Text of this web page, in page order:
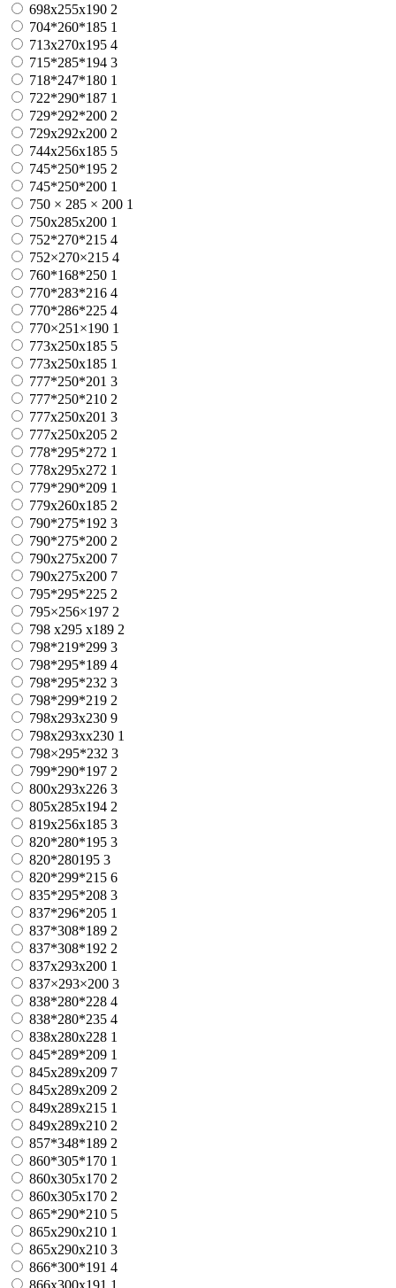
698x255x190 2
704*260*185 1
713х270х195 4
715*285*194 3
718*247*180 1
722*290*187 1
729*292*200 2
729х292х200 2
744x256x185 5
745*250*195 2
745*250*200 1
750 × 285 × 200 1
750х285х200 1
752*270*215 4
752×270×215 4
760*168*250 1
770*283*216 4
770*286*225 4
770×251×190 1
773x250x185 5
773х250х185 1
777*250*201 3
777*250*210 2
777x250x201 3
777х250х205 2
778*295*272 1
778x295x272 1
779*290*209 1
779х260х185 2
790*275*192 3
790*275*200 2
790x275x200 7
790х275х200 7
795*295*225 2
795×256×197 2
798 x295 x189 2
798*219*299 3
798*295*189 4
798*295*232 3
798*299*219 2
798x293x230 9
798x293xx230 1
798×295*232 3
799*290*197 2
800x293x226 3
805x285x194 2
819x256x185 3
820*280*195 3
820*280195 3
820*299*215 6
835*295*208 3
837*296*205 1
837*308*189 2
837*308*192 2
837x293x200 1
837×293×200 3
838*280*228 4
838*280*235 4
838x280x228 1
845*289*209 1
845x289x209 7
845х289х209 2
849x289x215 1
849х289х210 2
857*348*189 2
860*305*170 1
860x305x170 2
860х305х170 2
865*290*210 5
865x290x210 1
865х290х210 3
866*300*191 4
866х300х191 1